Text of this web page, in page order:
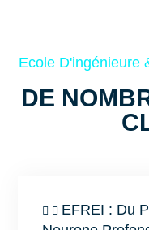
Ecole D'ingénieure
DE
EFREI : Du